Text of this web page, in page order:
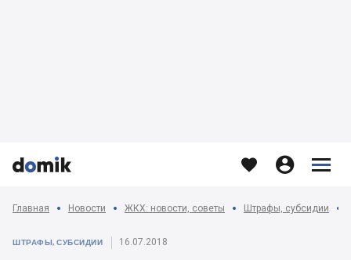


   


Главная Новости ЖКХ: новости, советы Штрафы, субсидии
ШТРАФЫ, СУБСИДИИ 16.07.2018